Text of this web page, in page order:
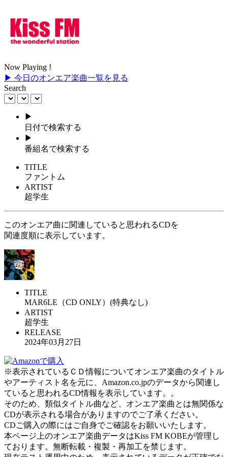
Now Playing !
▶ 今日のオンエア楽曲一覧を見る
Search
▶
日付で検索する
▶
番組名で検索する
TITLE
ファントム
ARTIST
超学生
このオンエア曲に関連していると思われるCDを
関連度順に表示しています。
TITLE
MAR6LE（CD ONLY）(特典なし)
ARTIST
超学生
RELEASE
2024年03月27日
※表示されているＣＤ情報についてオンエア楽曲のタイトル
やアーティスト名を元に、Amazon.co.jpのデータから関連し
ていると思われるCD情報を表示しています。。
そのため、類似タイトル曲など、オンエア楽曲とは無関係な
CDが表示される場合がありますのでご了承ください。
CDご購入の際にはご自身でご確認をお願いいたします。
本ページ上のオンエア楽曲データはKiss FM KOBEが管理し
ております。無断転載・複製・再加工を禁じます。